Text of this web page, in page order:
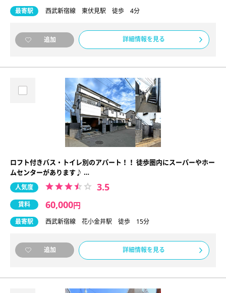
最寄駅 西武新宿線 東伏見駅 徒歩 4分
追加 詳細情報を見る
ロフト付きバス・トイレ別のアパート！！ 徒歩圏内にスーパーやホー
ムセンターがあります♪ …
人気度 3.5
賃料 60,000円
最寄駅 西武新宿線 花小金井駅 徒歩 15分
追加 詳細情報を見る